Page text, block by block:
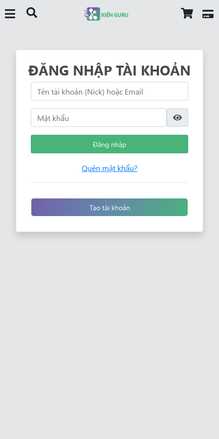
ĐĂNG NHẬP TÀI KHOẢN
Đăng nhập
Quên mật khẩu?
Tạo tài khoản